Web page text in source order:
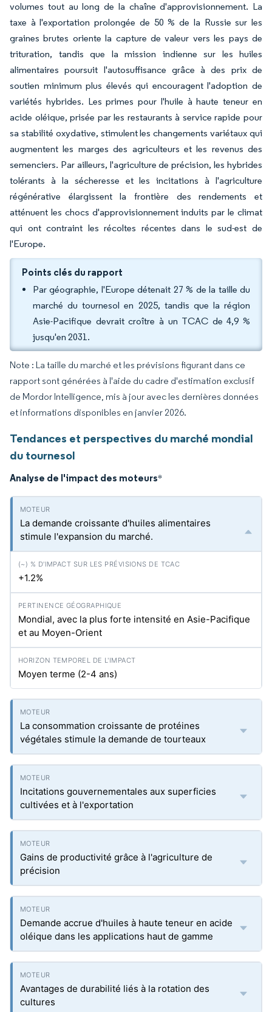
volumes tout au long de la chaîne d'approvisionnement. La
taxe à l'exportation prolongée de 50 % de la Russie sur les
graines brutes oriente la capture de valeur vers les pays de
trituration, tandis que la mission indienne sur les huiles
alimentaires poursuit l'autosuffisance grâce à des prix de
soutien minimum plus élevés qui encouragent l'adoption de
variétés hybrides. Les primes pour l'huile à haute teneur en
acide oléique, prisée par les restaurants à service rapide pour
sa stabilité oxydative, stimulent les changements variétaux qui
augmentent les marges des agriculteurs et les revenus des
semenciers. Par ailleurs, l'agriculture de précision, les hybrides
tolérants à la sécheresse et les incitations à l'agriculture
régénérative élargissent la frontière des rendements et
atténuent les chocs d'approvisionnement induits par le climat
qui ont contraint les récoltes récentes dans le sud-est de
l'Europe.
Points clés du rapport
Par géographie, l'Europe détenait 27 % de la taille du
marché du tournesol en 2025, tandis que la région
Asie-Pacifique devrait croître à un TCAC de 4,9 %
jusqu'en 2031.
Note : La taille du marché et les prévisions figurant dans ce
rapport sont générées à l'aide du cadre d'estimation exclusif
de Mordor Intelligence, mis à jour avec les dernières données
et informations disponibles en janvier 2026.
Tendances et perspectives du marché mondial
du tournesol
Analyse de l'impact des moteurs*
La demande croissante d'huiles alimentaires
stimule l'expansion du marché.
+1.2%
Mondial, avec la plus forte intensité en Asie-Pacifique
et au Moyen-Orient
Moyen terme (2-4 ans)
La consommation croissante de protéines
végétales stimule la demande de tourteaux
Incitations gouvernementales aux superficies
cultivées et à l'exportation
Gains de productivité grâce à l'agriculture de
précision
Demande accrue d'huiles à haute teneur en acide
oléique dans les applications haut de gamme
Avantages de durabilité liés à la rotation des
cultures